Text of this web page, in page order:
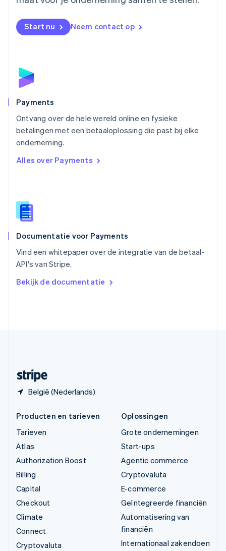
Start nu Neem contact op
Payments
Ontvang over de hele wereld online en fysieke
betalingen met een betaaloplossing die past bij elke
onderneming.
Alles over Payments
Documentatie voor Payments
Vind een whitepaper over de integratie van de betaal-
API's van Stripe.
Bekijk de documentatie
België (Nederlands)
English
Noorwegen
Polen
English
Português
English
Singapore
English简体中文
EnglishItaliano
Español
Thailand
Tsjechië
Vasteland van China
简体中文English
English
Producten en tarieven
Tarieven
Atlas
Authorization Boost
Billing
Capital
Checkout
Climate
Connect
Cryptovaluta
Oplossingen
Grote ondernemingen
Start-ups
Agentic commerce
Cryptovaluta
E-commerce
Geïntegreerde financiën
Automatisering van
financiën
Internationaal zakendoen